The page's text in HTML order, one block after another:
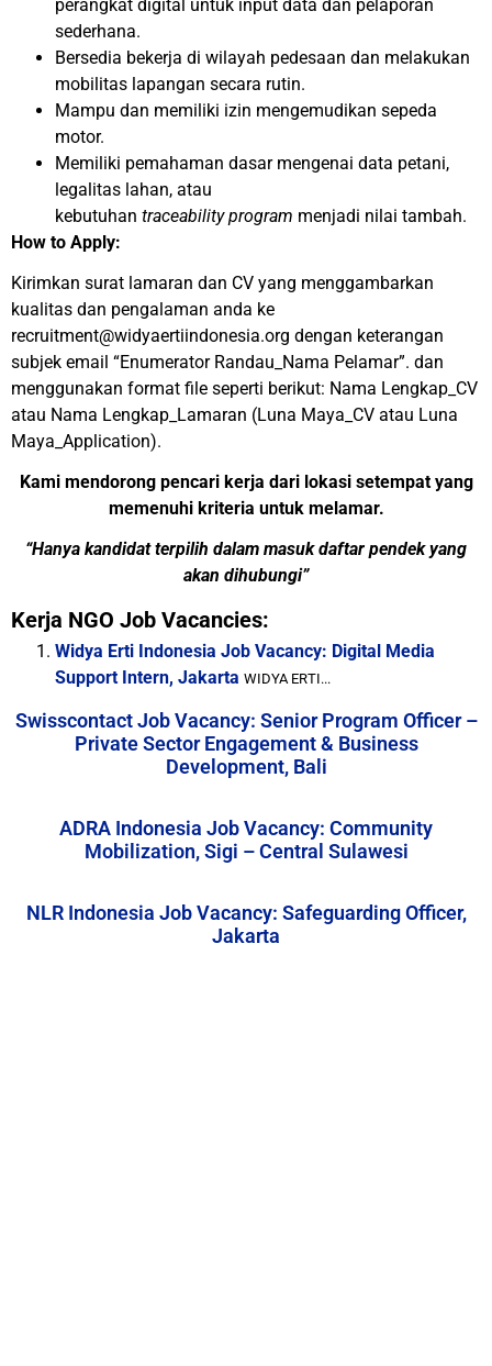
perangkat digital untuk input data dan pelaporan
sederhana.
Bersedia bekerja di wilayah pedesaan dan melakukan
mobilitas lapangan secara rutin.
Mampu dan memiliki izin mengemudikan sepeda
motor.
Memiliki pemahaman dasar mengenai data petani,
legalitas lahan, atau
kebutuhan traceability program menjadi nilai tambah.
How to Apply:
Kirimkan surat lamaran dan CV yang menggambarkan
kualitas dan pengalaman anda ke
recruitment@widyaertiindonesia.org dengan keterangan
subjek email “Enumerator Randau_Nama Pelamar”. dan
menggunakan format file seperti berikut: Nama Lengkap_CV
atau Nama Lengkap_Lamaran (Luna Maya_CV atau Luna
Maya_Application).
Kami mendorong pencari kerja dari lokasi setempat yang
memenuhi kriteria untuk melamar.
“Hanya kandidat terpilih dalam masuk daftar pendek yang
akan dihubungi”
Kerja NGO Job Vacancies:
Widya Erti Indonesia Job Vacancy: Digital Media
Support Intern, Jakarta WIDYA ERTI...
Swisscontact Job Vacancy: Senior Program Officer –
Private Sector Engagement & Business
Development, Bali
ADRA Indonesia Job Vacancy: Community
Mobilization, Sigi – Central Sulawesi
NLR Indonesia Job Vacancy: Safeguarding Officer,
Jakarta